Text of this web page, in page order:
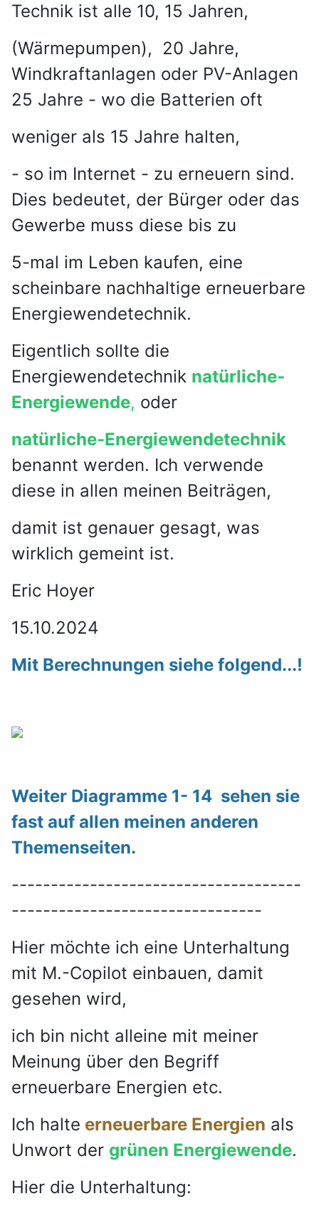
Technik ist alle 10, 15 Jahren,
(Wärmepumpen), 20 Jahre,
Windkraftanlagen oder PV-Anlagen
25 Jahre - wo die Batterien oft
weniger als 15 Jahre halten,
- so im Internet - zu erneuern sind.
Dies bedeutet, der Bürger oder das
Gewerbe muss diese bis zu
5-mal im Leben kaufen, eine
scheinbare nachhaltige erneuerbare
Energiewendetechnik.
Eigentlich sollte die
Energiewendetechnik natürliche-
Energiewende, oder
natürliche-Energiewendetechnik
benannt werden. Ich verwende
diese in allen meinen Beiträgen,
damit ist genauer gesagt, was
wirklich gemeint ist.
Eric Hoyer
15.10.2024
Mit Berechnungen siehe folgend...!
Weiter Diagramme 1- 14 sehen sie
fast auf allen meinen anderen
Themenseiten.
-------------------------------------
--------------------------------
Hier möchte ich eine Unterhaltung
mit M.-Copilot einbauen, damit
gesehen wird,
ich bin nicht alleine mit meiner
Meinung über den Begriff
erneuerbare Energien etc.
Ich halte erneuerbare Energien als
Unwort der grünen Energiewende.
Hier die Unterhaltung: